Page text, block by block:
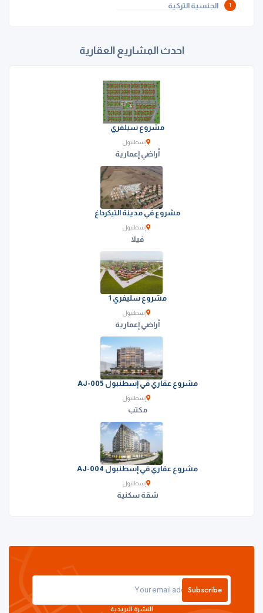
الجنسية التركية 1
احدث المشاريع العقارية
مشروع سيلفري
إسطنبول
أراضي إعمارية
مشروع في مدينة التيكرداغ
إسطنبول
فيلا
مشروع سليفري 1
إسطنبول
أراضي إعمارية
مشروع عقاري في إسطنبول AJ-005
إسطنبول
مكتب
مشروع عقاري في إسطنبول AJ-004
إسطنبول
شقة سكنية
Subscribe
النشرة البريدية